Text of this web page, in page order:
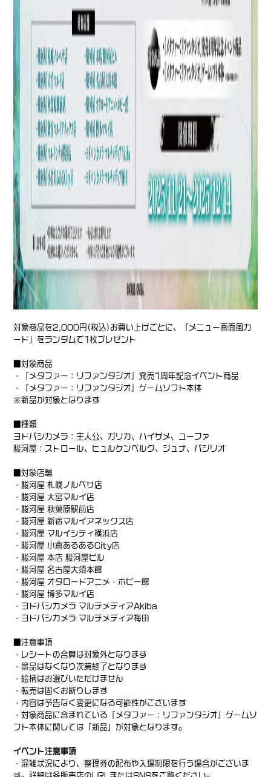
対象商品を2,000円(税込)お買い上げごとに、「メニュー画面風カ
ード」をランダムで1枚プレゼント
■対象商品
・『メタファー：リファンタジオ』発売1周年記念イベント商品
・『メタファー：リファンタジオ』 ゲームソフト本体
※新品が対象となります
■種類
ヨドバシカメラ：主人公、ガリカ、ハイザメ、ユーファ
駿河屋：ストロール、ヒュルケンベルグ、ジュナ、バジリオ
■対象店舗
・駿河屋 札幌ノルベサ店
・駿河屋 大宮マルイ店
・駿河屋 秋葉原駅前店
・駿河屋 新宿マルイアネックス店
・駿河屋 マルイシティ横浜店
・駿河屋 小倉あるあるCity店
・駿河屋 本店 駿河屋ビル
・駿河屋 名古屋大須本館
・駿河屋 オタロードアニメ・ホビー館
・駿河屋 博多マルイ店
・ヨドバシカメラ マルチメディアAkiba
・ヨドバシカメラ マルチメディア梅田
■注意事項
・レシートの合算は対象外となります
・景品はなくなり次第終了となります
・絵柄はお選びいただけません
・転売は固くお断りします
・内容は予告なく変更になる可能性がございます
・対象商品に含まれている『メタファー： リファンタジオ』ゲームソ
フト本体に関しては「新品」 が対象となります。
イベント注意事項
・混雑状況により、整理券の配布や入場制限を行う場合がございま